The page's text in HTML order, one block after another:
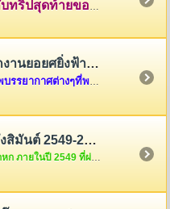
แล้วก็มาถึงจริงๆ กับทริ๊ปสุดท้ายของรายการ "รวมใจไทยเป็นหนึ่ง" ที่เต็มไปด้วยความสนุกสนานและความตรึงใจ คลุกเคล้าด้วยกับเสียงหัวเราะและร้องไห้ นำภาพมาฝากกันพอเลาๆ ในบ้านรังสิมันต์แห่งนี้ครับ แต่ถ้าอยากดูต่อ ก็คลิ๊กดูใต้ภาพในบทความได้เลยครับ
งฟ้า อยุธยามรดกโลก
นต์ 2549-2550
หนึ่งปีผ่านไปไวเหมือนโกหก ภายในปี 2549 ที่ผ่านมากระแสละครวิทยุของพวกเราชาวรังสิมันต์จะเป็นอย่างไรกันบ้างนะ สงสัยแล้วใช่มั้ยล่ะคะ ถ้างั้นต้องรีบคริ๊กเข้าไปดูแล้วล่ะค่ะ ไม่งั้น out นะขอบอก...